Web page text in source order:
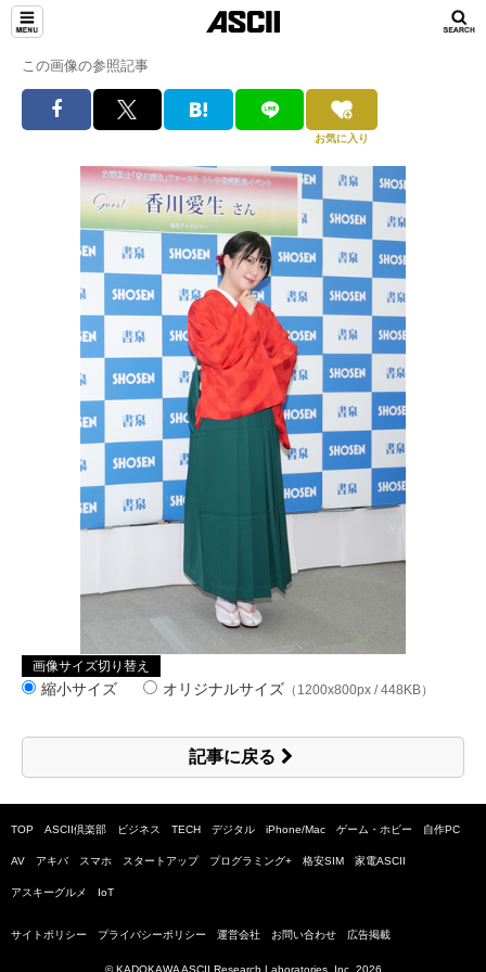
この画像の参照記事
お気に入り
画像サイズ切り替え
縮小サイズ オリジナルサイズ （1200x800px / 448KB）
記事に戻る
TOP ASCII倶楽部 ビジネス TECH デジタル iPhone/Mac ゲーム・ホビー 自作PC
AV アキバ スマホ スタートアップ プログラミング+ 格安SIM 家電ASCII
アスキーグルメ IoT
サイトポリシー プライバシーポリシー 運営会社 お問い合わせ 広告掲載
© KADOKAWA ASCII Research Laboratories, Inc. 2026